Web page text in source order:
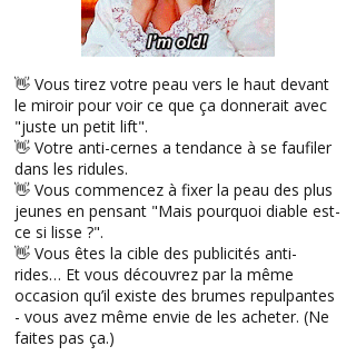
👋 Vous tirez votre peau vers le haut devant
le miroir pour voir ce que ça donnerait avec
"juste un petit lift".
👋 Votre anti-cernes a tendance à se faufiler
dans les ridules.
👋 Vous commencez à fixer la peau des plus
jeunes en pensant "Mais pourquoi diable est-
ce si lisse ?".
👋 Vous êtes la cible des publicités anti-
rides… Et vous découvrez par la même
occasion qu’il existe des brumes repulpantes
- vous avez même envie de les acheter. (Ne
faites pas ça.)